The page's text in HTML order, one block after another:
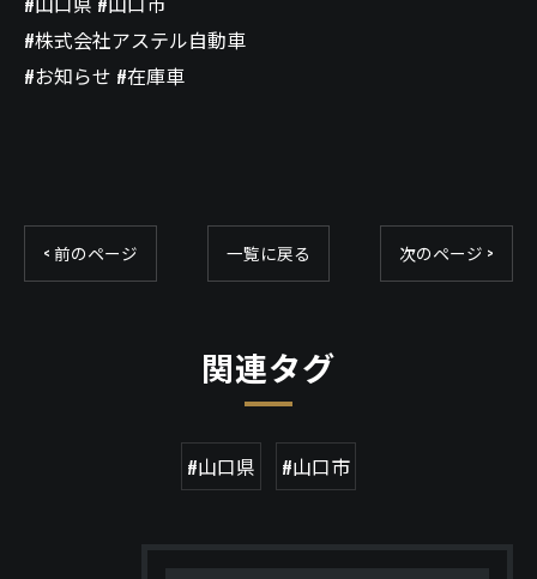
#株式会社アステル自動車
#お知らせ #在庫車
< 前のページ 一覧に戻る 次のページ >
関連タグ
#山口県 #山口市